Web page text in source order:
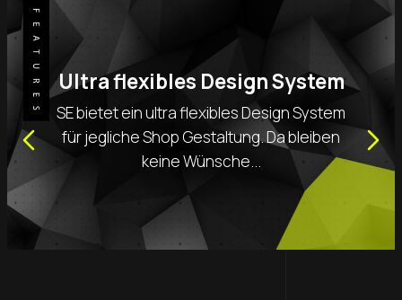
Ultra flexibles Design System
SE bietet ein ultra flexibles Design System
für jegliche Shop Gestaltung. Da bleiben
keine Wünsche...